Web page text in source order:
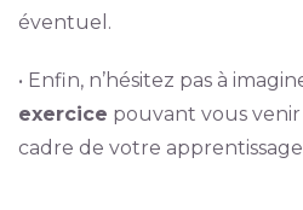
éventuel.
• Enfin, n’hésitez pas à
exercice pouvant vous venir
cadre de votre